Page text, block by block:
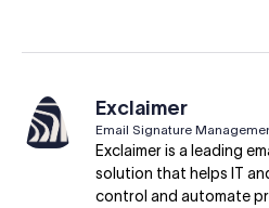
Exclaimer
Email Signature
Exclaimer is a leading
solution that helps IT
control and automate